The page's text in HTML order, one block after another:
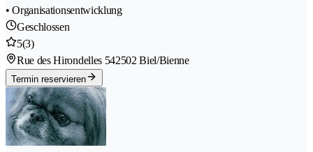
• Organisationsentwicklung
Geschlossen
5(3)
Rue des Hirondelles 542502 Biel/Bienne
Termin reservieren